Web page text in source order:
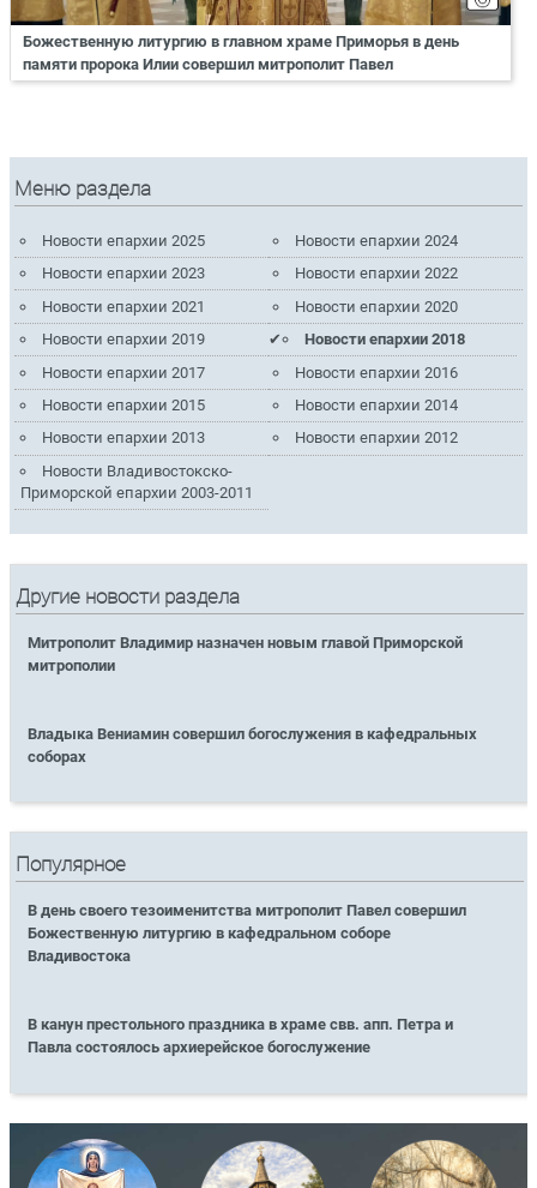
Божественную литургию в главном храме Приморья в день
памяти пророка Илии совершил митрополит Павел
Меню раздела
Новости епархии 2025
Новости епархии 2024
Новости епархии 2023
Новости епархии 2022
Новости епархии 2021
Новости епархии 2020
Новости епархии 2019
Новости епархии 2018
Новости епархии 2017
Новости епархии 2016
Новости епархии 2015
Новости епархии 2014
Новости епархии 2013
Новости епархии 2012
Новости Владивостокско-
Приморской епархии 2003-2011
Другие новости раздела
Митрополит Владимир назначен новым главой Приморской
митрополии
Владыка Вениамин совершил богослужения в кафедральных
соборах
Популярное
В день своего тезоименитства митрополит Павел совершил
Божественную литургию в кафедральном соборе
Владивостока
В канун престольного праздника в храме свв. апп. Петра и
Павла состоялось архиерейское богослужение